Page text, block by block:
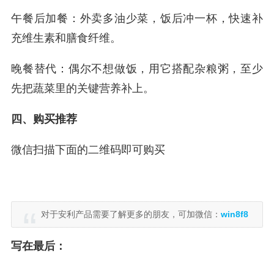
午餐后加餐：外卖多油少菜，饭后冲一杯，快速补
充维生素和膳食纤维。
晚餐替代：偶尔不想做饭，用它搭配杂粮粥，至少
先把蔬菜里的关键营养补上。
四、购买推荐
微信扫描下面的二维码即可购买
对于安利产品需要了解更多的朋友，可加微信： win8f8
写在最后：